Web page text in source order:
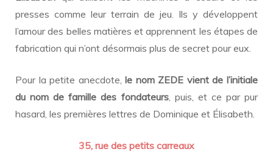
presses comme leur terrain de jeu. Ils y développent
l’amour des belles matières et apprennent les étapes de
fabrication qui n’ont désormais plus de secret pour eux.
Pour la petite anecdote, le nom ZEDE vient de l’initiale
du nom de famille des fondateurs, puis, et ce par pur
hasard, les premières lettres de Dominique et Élisabeth.
35, rue des petits carreaux